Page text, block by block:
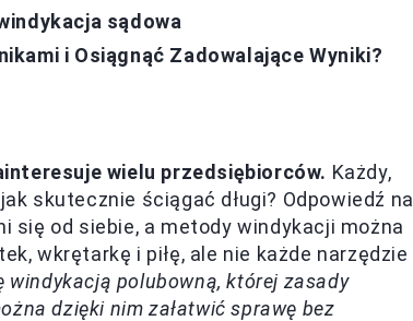
sądowa
i Osiągnąć Zadowalające Wyniki?
wielu przedsiębiorców. Każdy,
skutecznie ściągać długi? Odpowiedź na
się od siebie, a metody windykacji można
wkrętarkę i piłę, ale nie każde narzędzie
windykacją polubowną, której zasady
dzięki nim załatwić sprawę bez